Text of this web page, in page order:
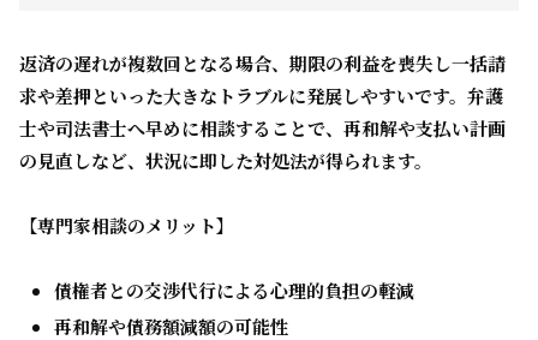
返済の遅れが複数回となる場合、期限の利益を喪失し一括請
求や差押といった大きなトラブルに発展しやすいです。 弁護
士や司法書士へ早めに相談することで、再和解や支払い計画
の見直しなど、状況に即した対処法が得られます。
【専門家相談のメリット】
債権者との交渉代行による心理的負担の軽減
再和解や債務額減額の可能性